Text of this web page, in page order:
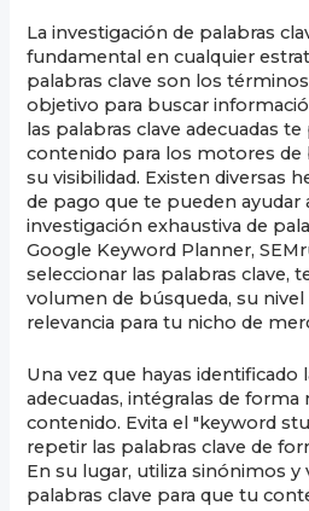
La investigación de palabras
fundamental en cualquier
palabras clave son los
objetivo para buscar
las palabras clave adecuadas
contenido para los motores
su visibilidad. Existen diversas
de pago que te pueden ayudar
investigación exhaustiva de
Google Keyword Planner,
seleccionar las palabras clave,
volumen de búsqueda, su
relevancia para tu nicho de
Una vez que hayas identificado
adecuadas, intégralas de forma
contenido. Evita el "keyword
repetir las palabras clave de
En su lugar, utiliza sinónimos y
palabras clave para que tu